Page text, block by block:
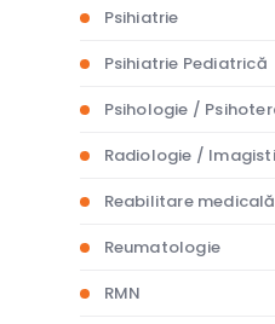
Psihiatrie
Psihiatrie Pediatrică
Psihologie /
Radiologie /
Reabilitare medicală
Reumatologie
RMN